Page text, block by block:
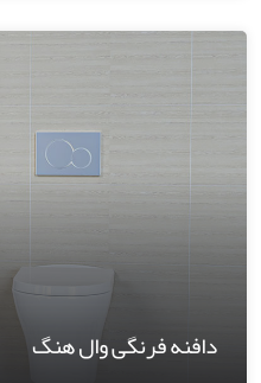
دافنه فرنگی وال هنگ